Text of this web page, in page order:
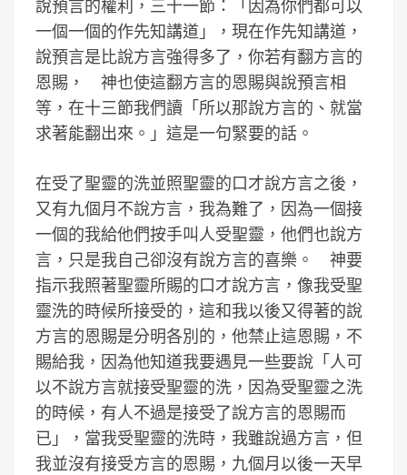
說預言的權利，三十一節：「因為你們都可以
一個一個的作先知講道」，現在作先知講道，
說預言是比說方言強得多了，你若有翻方言的
恩賜， 神也使這翻方言的恩賜與說預言相
等，在十三節我們讀「所以那說方言的、就當
求著能翻出來。」這是一句緊要的話。
在受了聖靈的洗並照聖靈的口才說方言之後，
又有九個月不說方言，我為難了，因為一個接
一個的我給他們按手叫人受聖靈，他們也說方
言，只是我自己卻沒有說方言的喜樂。 神要
指示我照著聖靈所賜的口才說方言，像我受聖
靈洗的時候所接受的，這和我以後又得著的說
方言的恩賜是分明各別的，他禁止這恩賜，不
賜給我，因為他知道我要遇見一些要說「人可
以不說方言就接受聖靈的洗，因為受聖靈之洗
的時候，有人不過是接受了說方言的恩賜而
已」，當我受聖靈的洗時，我雖說過方言，但
我並沒有接受方言的恩賜，九個月以後一天早